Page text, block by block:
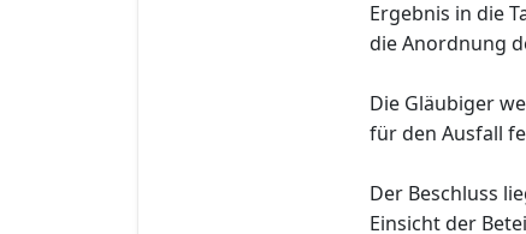
Ergebnis in die
die Anordnung
Die Gläubiger
für den Ausfall
Der Beschluss
Einsicht der